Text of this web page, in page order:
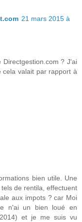
21 mars 2015 à
? J'ai
cela valait par rapport à
bien utile. Une
de rentila, effectuent
aux impots ? car Moi
n'ai un bien loué en
et je me suis vu